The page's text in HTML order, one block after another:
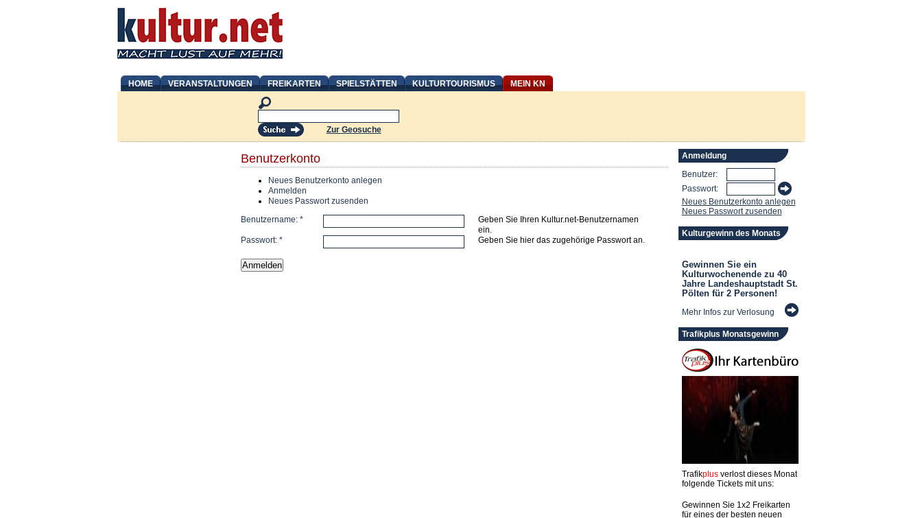
HOME VERANSTALTUNGEN FREIKARTEN SPIELSTÄTTEN KULTURTOURISMUS MEIN KN
Zur Geosuche
Benutzerkonto
Neues Benutzerkonto anlegen
Anmelden
Neues Passwort zusenden
Benutzername: *
Geben Sie Ihren Kultur.net-Benutzernamen
ein.
Passwort: * Geben Sie hier das zugehörige Passwort an.
Anmeldung
Benutzer:
Passwort:
Neues Benutzerkonto anlegen
Neues Passwort zusenden
Kulturgewinn des Monats
Gewinnen Sie ein
Kulturwochenende zu 40
Jahre Landeshauptstadt St.
Pölten für 2 Personen!
Mehr Infos zur Verlosung
Trafikplus Monatsgewinn
Trafikplusverlost dieses Monat
folgende Tickets mit uns:
Gewinnen Sie 1x2 Freikarten
für eines der besten neuen